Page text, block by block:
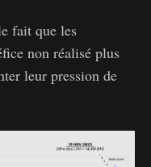
fait que les
non réalisé plus
leur pression de